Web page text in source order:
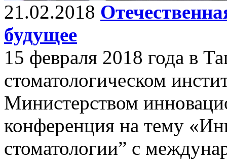
21.02.2018
будущее
15 февраля 2018 года в
стоматологическом
Министерством
конференция на тему
стоматологии” с